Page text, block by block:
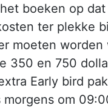
boeken op
ter plekke
moeten worden
350 en 750
Early bird
morgens om